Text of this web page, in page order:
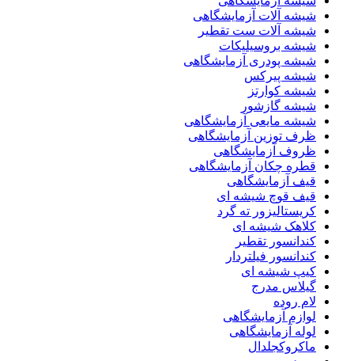
شیشه آلات آزمایشگاهی
شیشه آلات ست تقطیر
شیشه بروسیلیکات
شیشه پودری آزمایشگاهی
شیشه پیرکس
شیشه کوارتز
شیشه گازشور
شیشه مایعی آزمایشگاهی
ظرف توزین آزمایشگاهی
ظروف آزمایشگاهی
قطره چکان آزمایشگاهی
قیف آزمایشگاهی
قیف قوچ شیشه ای
کریستالیزور ته گرد
کلاهک شیشه ای
کندانسور تقطیر
کندانسور فیلتردار
کیپ شیشه ای
گیلاس مدرج
لام روده
لوازم آزمایشگاهی
لوله آزمایشگاهی
ماکروکجلدال